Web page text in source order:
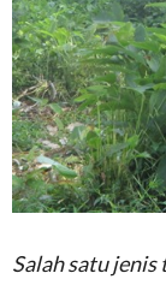
Salah satu